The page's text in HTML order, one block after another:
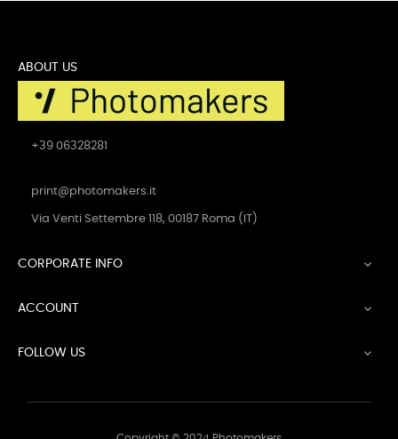
ABOUT US
+39 06328281
print@photomakers.it
Via Venti Settembre 118, 00187 Roma (IT)
CORPORATE INFO 
ACCOUNT 
FOLLOW US 